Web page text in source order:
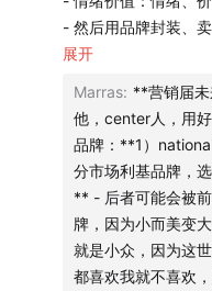
业发展所需要的「品牌
同样价值观的人才及合
《温柔一刀》是一档聚
展以及多元人生等领域
的小伙伴们一起制作。
- 然后用品牌封装、
- 建立在中国供应链
- 以人为本，不要按
- 没有品牌就没有商
吸引人才，才能持续出
- 不搞品牌价格一定
如生产效率越来越高
- 不是赚快钱，必须
趋势，创始人亲自下
展开
Marras: **营销届
他，center人，用
品牌：**1）
分市场利基品牌，
** - 后者可能会被
牌，因为小而美变
就是小众，因为这
都喜欢我就不喜欢